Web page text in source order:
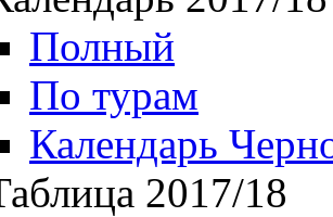
Полный
По турам
Календарь
2017/18